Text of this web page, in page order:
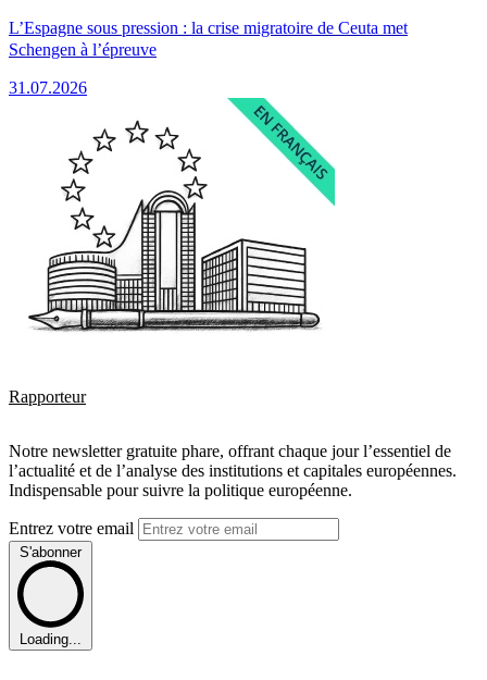
L’Espagne sous pression : la crise migratoire de Ceuta met
Schengen à l’épreuve
31.07.2026
Rapporteur
Notre newsletter gratuite phare, offrant chaque jour l’essentiel de
l’actualité et de l’analyse des institutions et capitales européennes.
Indispensable pour suivre la politique européenne.
Entrez votre email
S'abonner
Loading...